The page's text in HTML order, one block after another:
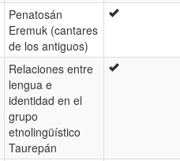
Penatosán
Eremuk (cantares
de los antiguos)
Relaciones entre
lengua e
identidad en el
grupo
etnolingüístico
Taurepán